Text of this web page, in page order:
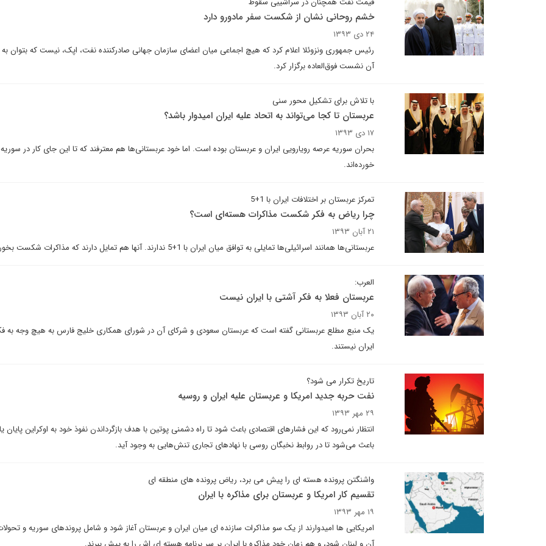
خشم روحانی نشان از شکست سفر مادورو دارد
۲۴ دی ۱۳۹۳
رئیس جمهوری ونزوئلا اعلام کرد که هیچ اجماعی میان اعضای سازمان جهانی صادرکننده نفت، اپک، نیست که بتوان
آن نشست فوق‌العاده برگزار کرد.
با تلاش برای تشکیل محور سنی
عربستان تا کجا می‌تواند به اتحاد علیه ایران امیدوار باشد؟
۱۷ دی ۱۳۹۳
بحران سوریه عرصه رویارویی ایران و عربستان بوده است. اما خود عربستانی‌ها هم معترفند که تا این جای کار در
خورده‌اند.
تمرکز عربستان بر اختلافات ایران با 1+5
چرا ریاض به فکر شکست مذاکرات هسته‌ای است؟
۲۱ آبان ۱۳۹۳
عربستانی‌ها همانند اسرائیلی‌ها تمایلی به توافق میان ایران با 1+5 ندارند. آنها هم تمایل دارند که مذاکرات شکست بخورد.
العرب:
عربستان فعلا به فکر آشتی با ایران نیست
۲۰ آبان ۱۳۹۳
یک منبع مطلع عربستانی گفته است که عربستان سعودی و شرکای آن در شورای همکاری خلیج فارس به هیچ وجه به
ایران نیستند.
تاریخ تکرار می شود؟
نفت حربه جدید امریکا و عربستان علیه ایران و روسیه
۲۹ مهر ۱۳۹۳
انتظار نمی‌رود که این فشارهای اقتصادی باعث شود تا راه دشمنی پوتین با هدف بازگرداندن نفوذ خود به اوکراین پایان
باعث می‌شود تا در روابط نخبگان روسی با نهادهای تجاری تنش‌هایی به وجود آید.
واشنگتن پرونده هسته ای را پیش می برد، ریاض پرونده های منطقه ای
تقسیم کار امریکا و عربستان برای مذاکره با ایران
۱۹ مهر ۱۳۹۳
امریکایی ها امیدوارند از یک سو مذاکرات سازنده ای میان ایران و عربستان آغاز شود و شامل پروندهای سوریه و